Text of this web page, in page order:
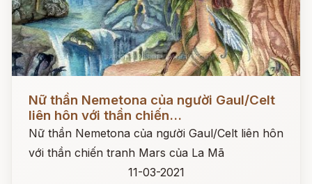
Nữ thần Nemetona của người Gaul/Celt
liên hôn với thần chiến...
Nữ thần Nemetona của người Gaul/Celt liên hôn
với thần chiến tranh Mars của La Mã
11-03-2021